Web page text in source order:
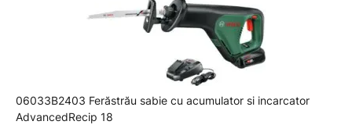
06033B2403 Ferăstrău sabie cu acumulator si incarcator
AdvancedRecip 18